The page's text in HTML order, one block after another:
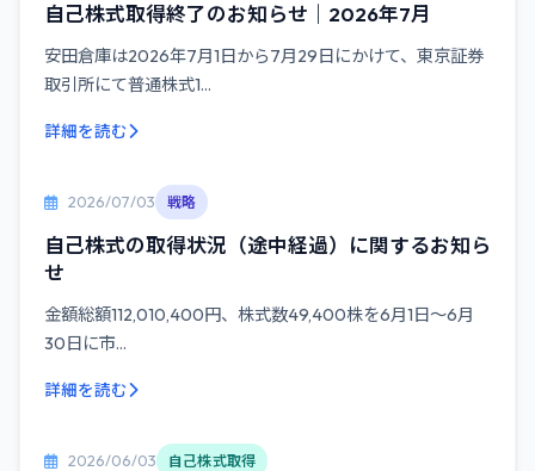
自己株式取得終了のお知らせ｜2026年7月
安田倉庫は2026年7月1日から7月29日にかけて、東京証券
取引所にて普通株式1...
詳細を読む
2026/07/03 戦略
自己株式の取得状況（途中経過）に関するお知ら
せ
金額総額112,010,400円、株式数49,400株を6月1日〜6月
30日に市...
詳細を読む
2026/06/03 自己株式取得